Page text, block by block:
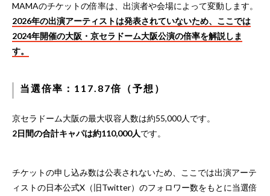
MAMAのチケットの倍率は、出演者や会場によって変動します。
2026年の出演アーティストは発表されていないため、ここでは
2024年開催の大阪・京セラドーム大阪公演の倍率を解説しま
す。
当選倍率：117.87倍（予想）
京セラドーム大阪の最大収容人数は約55,000人です。
2日間の合計キャパは約110,000人です。
チケットの申し込み数は公表されないため、ここでは出演アーテ
ィストの日本公式X（旧Twitter）のフォロワー数をもとに当選倍